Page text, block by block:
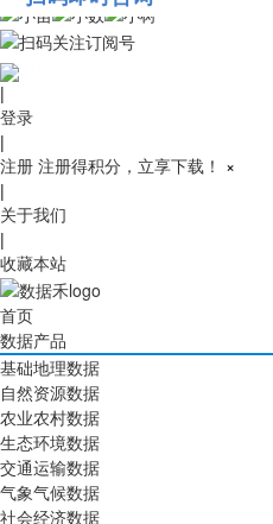
010-53689091
|
登录
|
注册 注册得积分，立享下载！ ×
|
关于我们
|
收藏本站
首页
数据产品
基础地理数据
自然资源数据
农业农村数据
生态环境数据
交通运输数据
气象气候数据
社会经济数据